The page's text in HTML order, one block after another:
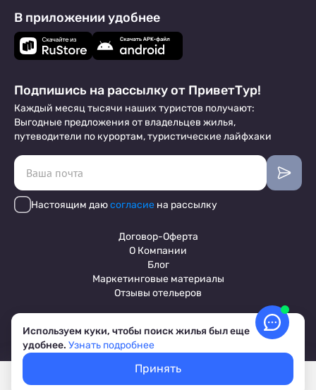
Покажем свободное жилье
Выбрать даты
В приложении удобнее
Подпишись на рассылку от ПриветТур!
Каждый месяц тысячи наших туристов получают:
Выгодные предложения от владельцев жилья,
путеводители по курортам, туристические лайфхаки
Настоящим даюсогласие на рассылку
Договор-Оферта
О Компании
Блог
Маркетинговые материалы
Отзывы отельеров
© 2017-2026 ПриветТур™
Российский сервис бронирования жилья, официальный сайт,
Пользовательское соглашение
Обработка персональных данных
Условия бронирования объектов
Используем куки, чтобы поиск жилья был еще
удобнее. Узнать подробнее
Принять